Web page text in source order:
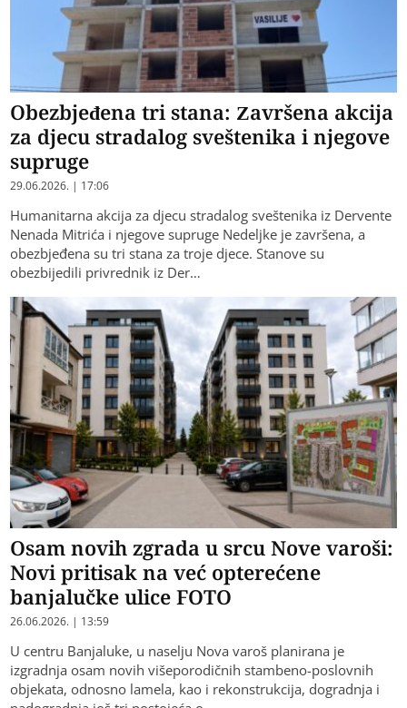
Obezbjeđena tri stana: Završena akcija
za djecu stradalog sveštenika i njegove
supruge
29.06.2026. | 17:06
Humanitarna akcija za djecu stradalog sveštenika iz Dervente
Nenada Mitrića i njegove supruge Nedeljke je završena, a
obezbjeđena su tri stana za troje djece. Stanove su
obezbijedili privrednik iz Der…
Osam novih zgrada u srcu Nove varoši:
Novi pritisak na već opterećene
banjalučke ulice FOTO
26.06.2026. | 13:59
U centru Banjaluke, u naselju Nova varoš planirana je
izgradnja osam novih višeporodičnih stambeno-poslovnih
objekata, odnosno lamela, kao i rekonstrukcija, dogradnja i